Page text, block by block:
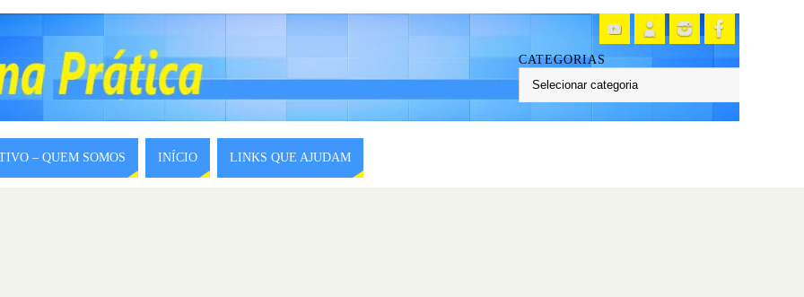
CATEGORIAS
– QUEM SOMOS INÍCIO LINKS QUE AJUDAM